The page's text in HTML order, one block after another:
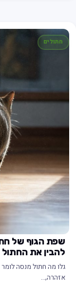
חתולים
שפת הגוף של
להבין את החתול
גלו מה חתול מנסה
אזהרה,…